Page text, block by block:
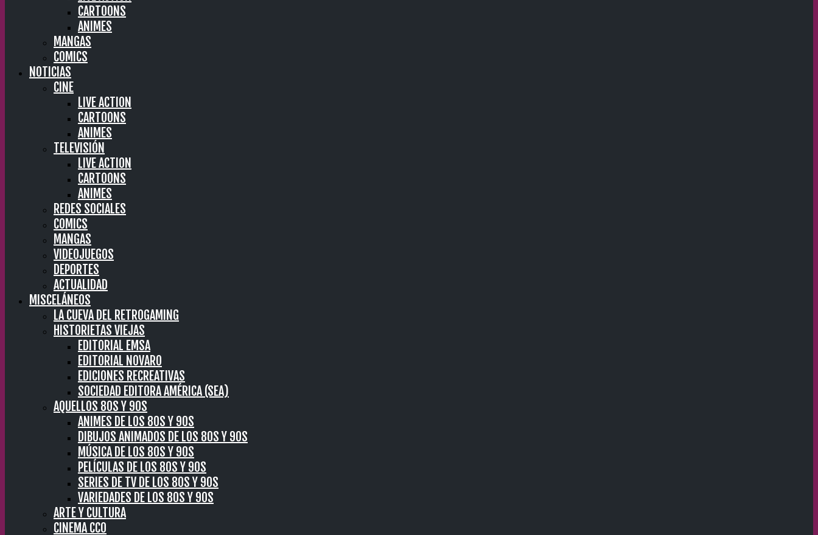
CARTOONS
ANIMES
MANGAS
COMICS
NOTICIAS
CINE
LIVE ACTION
CARTOONS
ANIMES
TELEVISIÓN
LIVE ACTION
CARTOONS
ANIMES
REDES SOCIALES
COMICS
MANGAS
VIDEOJUEGOS
DEPORTES
ACTUALIDAD
MISCELÁNEOS
LA CUEVA DEL RETROGAMING
HISTORIETAS VIEJAS
EDITORIAL EMSA
EDITORIAL NOVARO
EDICIONES RECREATIVAS
SOCIEDAD EDITORA AMÉRICA (SEA)
AQUELLOS 80S Y 90S
ANIMES DE LOS 80S Y 90S
DIBUJOS ANIMADOS DE LOS 80S Y 90S
MÚSICA DE LOS 80S Y 90S
PELÍCULAS DE LOS 80S Y 90S
SERIES DE TV DE LOS 80S Y 90S
VARIEDADES DE LOS 80S Y 90S
ARTE Y CULTURA
CINEMA CC0